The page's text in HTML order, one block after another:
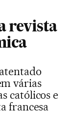
revista
várias
católicos e
francesa